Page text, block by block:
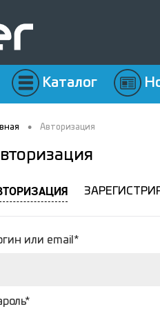
Каталог
• Авторизация
или email*